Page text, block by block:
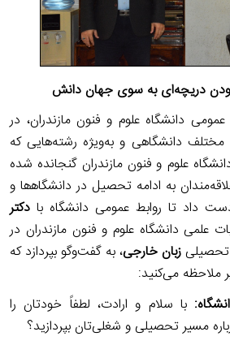
دریچه‌ای به سوی جهان دانش
دانشگاه علوم و فنون مازندران، در
دانشگاهی و به‌ویژه رشته‌هایی که
علوم و فنون مازندران گنجانده شده
به ادامه تحصیل در دانشگاه‍‌ها و
داد تا روابط عمومی دانشگاه با دکتر
علمی دانشگاه علوم و فنون مازندران در
زبان‌ خارجی، به گفت‌وگو بپردازد که
ملاحظه می‌کنید:
با سلام و ارادت، لطفاً خودتان را
مسیر تحصیلی و شغلی‌تان بپردازید؟